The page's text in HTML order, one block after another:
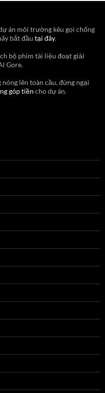
án môi trường kêu gọi chống
bắt đầu tại đây.
bộ phim tài liệu đoạt giải
Gore.
lên toàn cầu, đừng ngại
góp tiền cho dự án.